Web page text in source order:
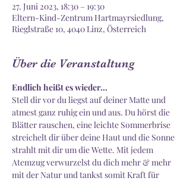
27. Juni 2023, 18:30 – 19:30
Eltern-Kind-Zentrum Hartmayrsiedlung,
Rieglstraße 10, 4040 Linz, Österreich
Über die Veranstaltung
Endlich heißt es wieder...
Stell dir vor du liegst auf deiner Matte und
atmest ganz ruhig ein und aus. Du hörst die
Blätter rauschen, eine leichte Sommerbrise
streichelt dir über deine Haut und die Sonne
strahlt mit dir um die Wette. Mit jedem
Atemzug verwurzelst du dich mehr & mehr
mit der Natur und tankst somit Kraft für